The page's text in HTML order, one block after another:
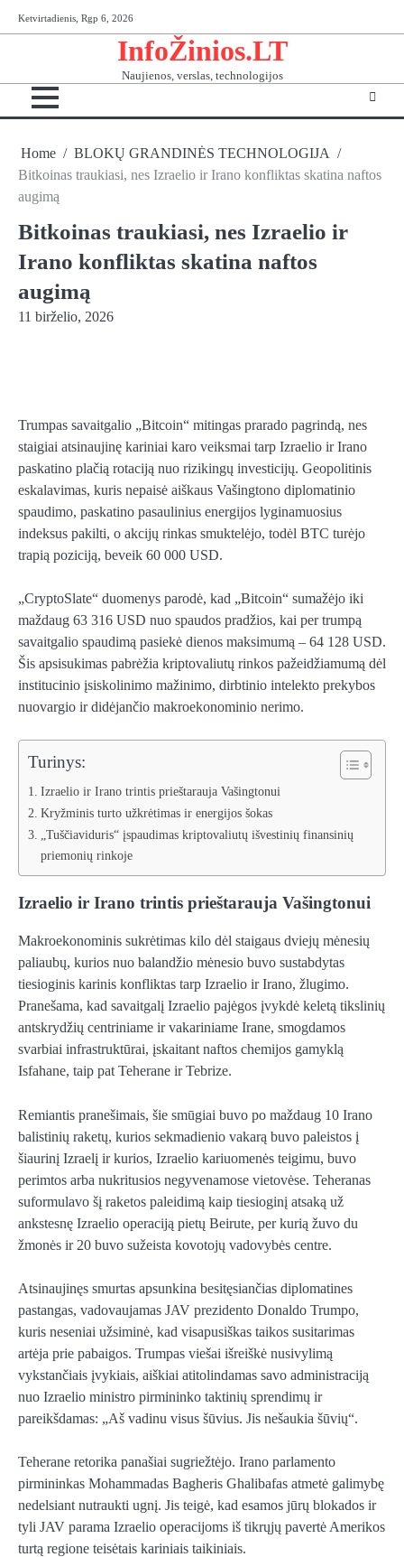
to
Ketvirtadienis, Rgp 6, 2026
InfoŽinios.LT
Naujienos, verslas, technologijos
Home
BLOKŲ GRANDINĖS TECHNOLOGIJA
Bitkoinas traukiasi, nes Izraelio ir Irano konfliktas skatina naftos
augimą
Bitkoinas traukiasi, nes Izraelio ir
Irano konfliktas skatina naftos
augimą
11 birželio, 2026
Trumpas savaitgalio „Bitcoin“ mitingas prarado pagrindą, nes
staigiai atsinaujinę kariniai karo veiksmai tarp Izraelio ir Irano
paskatino plačią rotaciją nuo rizikingų investicijų. Geopolitinis
eskalavimas, kuris nepaisė aiškaus Vašingtono diplomatinio
spaudimo, paskatino pasaulinius energijos lyginamuosius
indeksus pakilti, o akcijų rinkas smuktelėjo, todėl BTC turėjo
trapią poziciją, beveik 60 000 USD.
„CryptoSlate“ duomenys parodė, kad „Bitcoin“ sumažėjo iki
maždaug 63 316 USD nuo spaudos pradžios, kai per trumpą
savaitgalio spaudimą pasiekė dienos maksimumą – 64 128 USD.
Šis apsisukimas pabrėžia kriptovaliutų rinkos pažeidžiamumą dėl
institucinio įsiskolinimo mažinimo, dirbtinio intelekto prekybos
nuovargio ir didėjančio makroekonominio nerimo.
Turinys:
Izraelio ir Irano trintis prieštarauja Vašingtonui
Kryžminis turto užkrėtimas ir energijos šokas
„Tuščiaviduris“ įspaudimas kriptovaliutų išvestinių finansinių
priemonių rinkoje
Izraelio ir Irano trintis prieštarauja Vašingtonui
Makroekonominis sukrėtimas kilo dėl staigaus dviejų mėnesių
paliaubų, kurios nuo balandžio mėnesio buvo sustabdytas
tiesioginis karinis konfliktas tarp Izraelio ir Irano, žlugimo.
Pranešama, kad savaitgalį Izraelio pajėgos įvykdė keletą tikslinių
antskrydžių centriniame ir vakariniame Irane, smogdamos
svarbiai infrastruktūrai, įskaitant naftos chemijos gamyklą
Isfahane, taip pat Teherane ir Tebrize.
Remiantis pranešimais, šie smūgiai buvo po maždaug 10 Irano
balistinių raketų, kurios sekmadienio vakarą buvo paleistos į
šiaurinį Izraelį ir kurios, Izraelio kariuomenės teigimu, buvo
perimtos arba nukritusios negyvenamose vietovėse. Teheranas
suformulavo šį raketos paleidimą kaip tiesioginį atsaką už
ankstesnę Izraelio operaciją pietų Beirute, per kurią žuvo du
žmonės ir 20 buvo sužeista kovotojų vadovybės centre.
Atsinaujinęs smurtas apsunkina besitęsiančias diplomatines
pastangas, vadovaujamas JAV prezidento Donaldo Trumpo,
kuris neseniai užsiminė, kad visapusiškas taikos susitarimas
artėja prie pabaigos. Trumpas viešai išreiškė nusivylimą
vykstančiais įvykiais, aiškiai atitolindamas savo administraciją
nuo Izraelio ministro pirmininko taktinių sprendimų ir
pareikšdamas: „Aš vadinu visus šūvius. Jis nešaukia šūvių“.
Teherane retorika panašiai sugriežtėjo. Irano parlamento
pirmininkas Mohammadas Bagheris Ghalibafas atmetė galimybę
nedelsiant nutraukti ugnį. Jis teigė, kad esamos jūrų blokados ir
tyli JAV parama Izraelio operacijoms iš tikrųjų pavertė Amerikos
turtą regione teisėtais kariniais taikiniais.